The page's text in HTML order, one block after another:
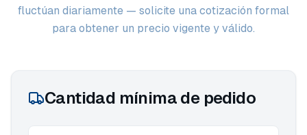
fluctúan diariamente — solicite una cotización formal
para obtener un precio vigente y válido.
Cantidad mínima de pedido